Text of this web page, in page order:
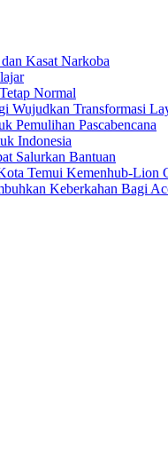
Kasat Narkoba
Normal
Transformasi
Pemulihan Pascabencana
Indonesia
Salurkan Bantuan
Temui Kemenhub-Lion
Keberkahan Bagi